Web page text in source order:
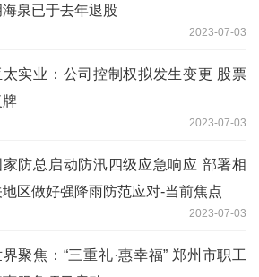
海泉已于去年退股
2023-07-03
太实业：公司控制权拟发生变更 股票
牌
2023-07-03
家防总启动防汛四级应急响应 部署相
地区做好强降雨防范应对-当前焦点
2023-07-03
界聚焦：“三重礼·惠幸福” 郑州市职工